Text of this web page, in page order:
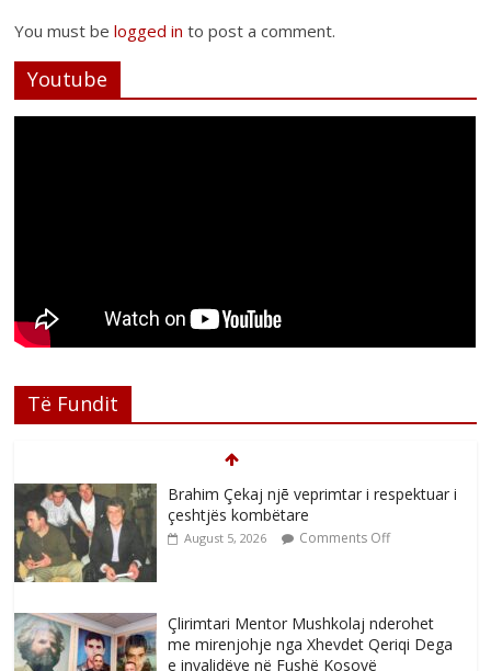
You must belogged in to post a comment.
Youtube
Të Fundit
Brahim Çekaj njē veprimtar i respektuar i
çeshtjës kombëtare
August 5, 2026 Comments Off
Çlirimtari Mentor Mushkolaj nderohet
me mirenjohje nga Xhevdet Qeriqi Dega
e invalidëve në Fushë Kosovë